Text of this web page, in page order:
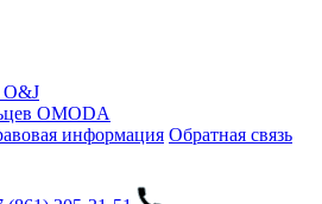
OMODA
информация Обратная связь